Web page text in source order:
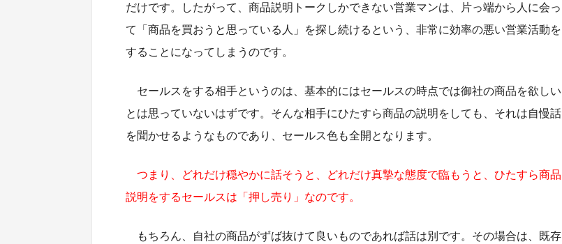
だけです。したがって、商品説明トークしかできない営業マンは、片っ端から人に会っ
て「商品を買おうと思っている人」を探し続けるという、非常に効率の悪い営業活動を
することになってしまうのです。
セールスをする相手というのは、基本的にはセールスの時点では御社の商品を欲しい
とは思っていないはずです。そんな相手にひたすら商品の説明をしても、それは自慢話
を聞かせるようなものであり、セールス色も全開となります。
つまり、どれだけ穏やかに話そうと、どれだけ真摯な態度で臨もうと、ひたすら商品
説明をするセールスは「押し売り」なのです。
もちろん、自社の商品がずば抜けて良いものであれば話は別です。その場合は、既存